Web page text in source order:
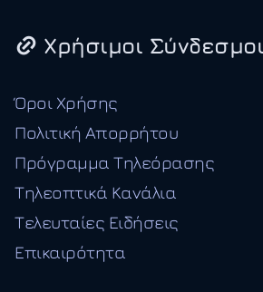
Χρήσιμοι Σύνδεσμοι
Όροι Χρήσης
Πολιτική Απορρήτου
Πρόγραμμα Τηλεόρασης
Τηλεοπτικά Κανάλια
Τελευταίες Ειδήσεις
Επικαιρότητα